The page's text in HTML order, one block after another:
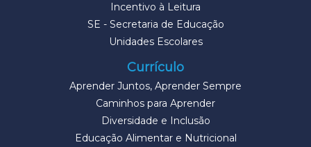
Incentivo à Leitura
SE - Secretaria de Educação
Unidades Escolares
Currículo
Aprender Juntos, Aprender Sempre
Caminhos para Aprender
Diversidade e Inclusão
Educação Alimentar e Nutricional